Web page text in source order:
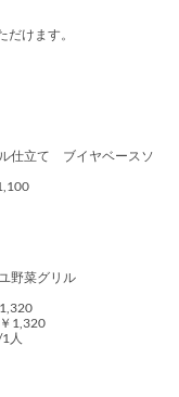
けます。
仕立て ブイヤベースソ
野菜グリル
1,320
人